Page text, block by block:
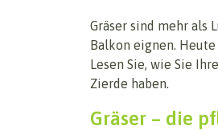
Gräser sind mehr als
Balkon eignen.
Lesen Sie, wie Sie
Zierde haben.
Gräser – die